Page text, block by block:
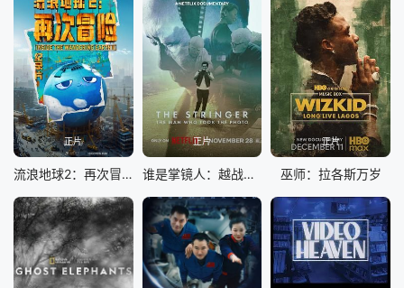
正片
流浪地球2：再次冒险
正片
谁是掌镜人：越战经典照片之谜
正片
巫师：拉各斯万岁